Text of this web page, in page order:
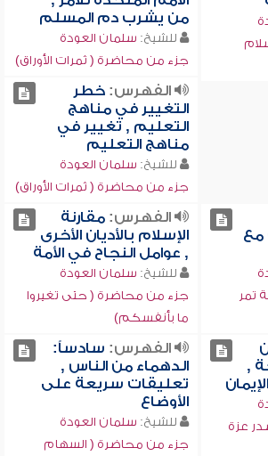
من يشرب دم المسلم
للشيخ: سلمان العودة
جزء من محاضرة ( ثمرات الأوراق)
الفهرس:خطر
التغيير في مناهج
التعليم , تغيير في
مناهج التعليم
للشيخ: سلمان العودة
جزء من محاضرة ( ثمرات الأوراق)
مع
تمر
الفهرس:مقارنة
الإسلام بالأديان الأخرى
, عوامل النجاح في الأمة
للشيخ: سلمان العودة
جزء من محاضرة ( حتى تغيروا
ما بأنفسكم)
,
عزة
الفهرس: سادساً:
الدهماء من الناس ,
تعليقات سريعة على
الأوضاع
للشيخ: سلمان العودة
جزء من محاضرة ( السهام